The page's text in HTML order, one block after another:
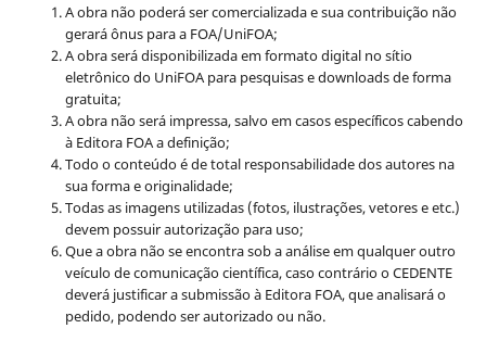
A obra não poderá ser comercializada e sua contribuição não
gerará ônus para a FOA/UniFOA;
A obra será disponibilizada em formato digital no sítio
eletrônico do UniFOA para pesquisas e downloads de forma
gratuita;
A obra não será impressa, salvo em casos específicos cabendo
à Editora FOA a definição;
Todo o conteúdo é de total responsabilidade dos autores na
sua forma e originalidade;
Todas as imagens utilizadas (fotos, ilustrações, vetores e etc.)
devem possuir autorização para uso;
Que a obra não se encontra sob a análise em qualquer outro
veículo de comunicação científica, caso contrário o CEDENTE
deverá justificar a submissão à Editora FOA, que analisará o
pedido, podendo ser autorizado ou não.